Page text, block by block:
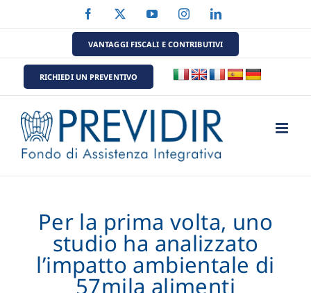
al
Facebook YouTubeInstagramLinkedIn
VANTAGGI FISCALI E CONTRIBUTIVI
RICHIEDI UN PREVENTIVO
Per la prima volta, uno
studio ha analizzato
l’impatto ambientale di
57mila alimenti